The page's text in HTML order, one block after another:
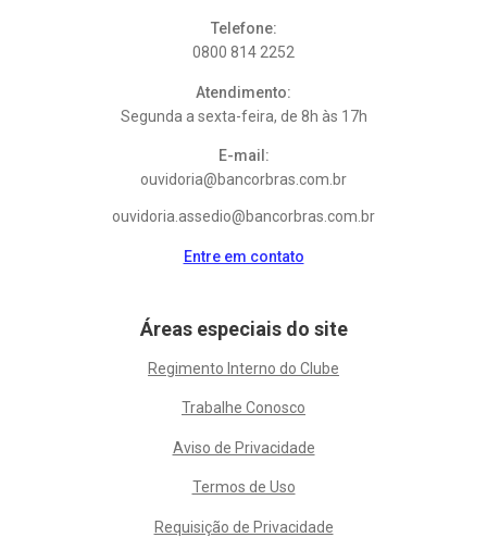
Telefone:
0800 814 2252
Atendimento:
Segunda a sexta-feira, de 8h às 17h
E-mail:
ouvidoria@bancorbras.com.br
ouvidoria.assedio@bancorbras.com.br
Entre em contato
Áreas especiais do site
Regimento Interno do Clube
Trabalhe Conosco
Aviso de Privacidade
Termos de Uso
Requisição de Privacidade